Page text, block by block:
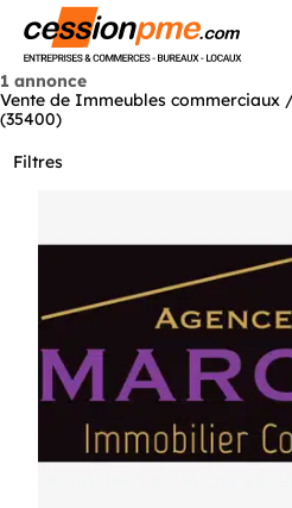
1 annonce
Vente de Immeubles commerciaux
(35400)
Filtres